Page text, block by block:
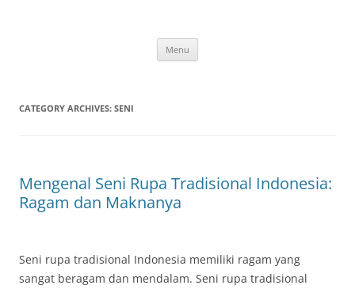
Menu
CATEGORY ARCHIVES: SENI
Mengenal Seni Rupa Tradisional Indonesia:
Ragam dan Maknanya
Seni rupa tradisional Indonesia memiliki ragam yang
sangat beragam dan mendalam. Seni rupa tradisional